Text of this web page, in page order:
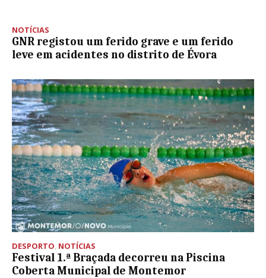
NOTÍCIAS
GNR registou um ferido grave e um ferido
leve em acidentes no distrito de Évora
DESPORTO NOTÍCIAS
Festival 1.ª Braçada decorreu na Piscina
Coberta Municipal de Montemor